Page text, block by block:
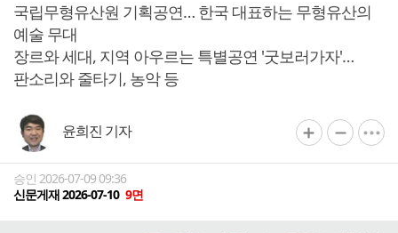
국립무형유산원 기획공연… 한국 대표하는 무형유산의
예술 무대
장르와 세대, 지역 아우르는 특별공연 '굿보러가자'…
판소리와 줄타기, 농악 등
윤희진 기자
승인 2026-07-09 09:36
신문게재 2026-07-10 9면